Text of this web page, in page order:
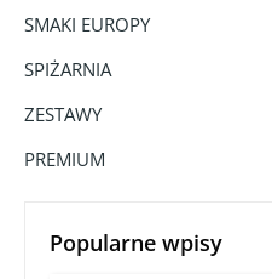
SMAKI EUROPY
SPIŻARNIA
ZESTAWY
PREMIUM
Popularne wpisy